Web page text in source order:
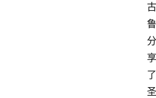
古
鲁
分
享
了
圣